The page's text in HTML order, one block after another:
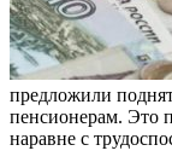
предложили
пенсионерам. Это
наравне с